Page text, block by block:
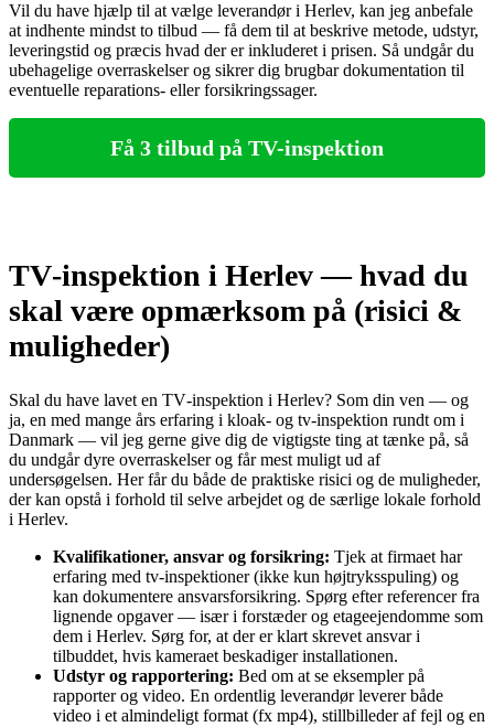
Vil du have hjælp til at vælge leverandør i Herlev, kan jeg anbefale
at indhente mindst to tilbud — få dem til at beskrive metode, udstyr,
leveringstid og præcis hvad der er inkluderet i prisen. Så undgår du
ubehagelige overraskelser og sikrer dig brugbar dokumentation til
eventuelle reparations‑ eller forsikringssager.
Få 3 tilbud på TV-inspektion
TV‑inspektion i Herlev — hvad du
skal være opmærksom på (risici &
muligheder)
Skal du have lavet en TV‑inspektion i Herlev? Som din ven — og
ja, en med mange års erfaring i kloak‑ og tv‑inspektion rundt om i
Danmark — vil jeg gerne give dig de vigtigste ting at tænke på, så
du undgår dyre overraskelser og får mest muligt ud af
undersøgelsen. Her får du både de praktiske risici og de muligheder,
der kan opstå i forhold til selve arbejdet og de særlige lokale forhold
i Herlev.
Kvalifikationer, ansvar og forsikring: Tjek at firmaet har
erfaring med tv‑inspektioner (ikke kun højtryksspuling) og
kan dokumentere ansvarsforsikring. Spørg efter referencer fra
lignende opgaver — især i forstæder og etageejendomme som
dem i Herlev. Sørg for, at der er klart skrevet ansvar i
tilbuddet, hvis kameraet beskadiger installationen.
Udstyr og rapportering: Bed om at se eksempler på
rapporter og video. En ordentlig leverandør leverer både
video i et almindeligt format (fx mp4), stillbilleder af fejl og en